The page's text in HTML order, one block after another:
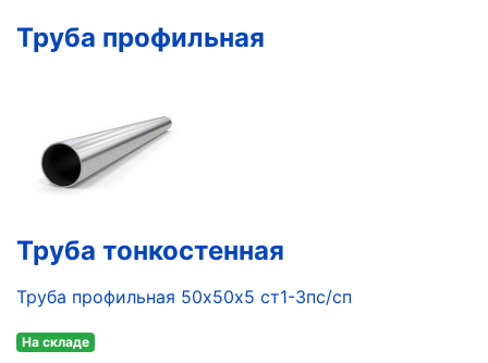
Труба профильная
Труба тонкостенная
Труба профильная 50х50х5 ст1-3пс/сп
На складе